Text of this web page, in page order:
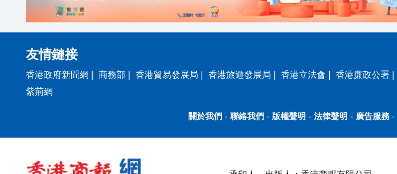
友情鏈接
香港政府新聞網 商務部 香港貿易發展局 香港旅遊發展局 香港立法會 香港廉政公署
紫荊網
關於我們 - 聯絡我們 - 版權聲明 - 法律聲明 - 廣告服務-